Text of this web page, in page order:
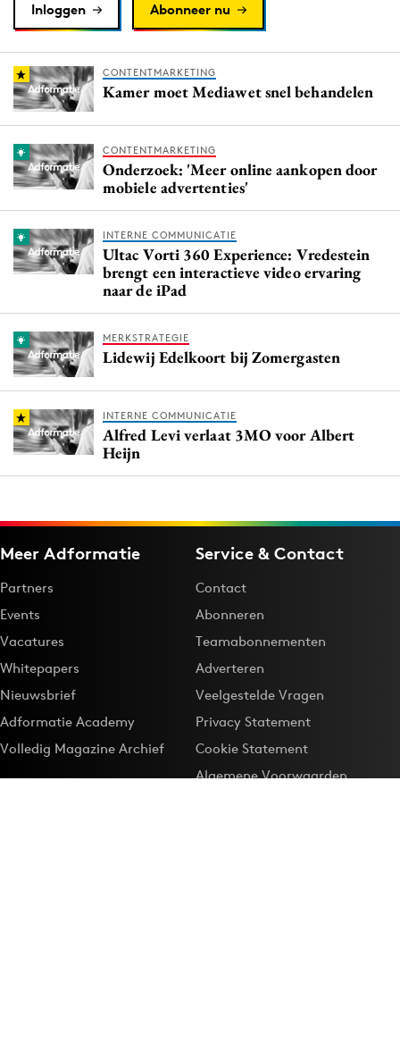
Reputatie & crisis
Inloggen Abonneer nu
CONTENTMARKETING
Kamer moet Mediawet snel behandelen
CONTENTMARKETING
Onderzoek: 'Meer online aankopen door
mobiele advertenties'
INTERNE COMMUNICATIE
Ultac Vorti 360 Experience: Vredestein
brengt een interactieve video ervaring
naar de iPad
MERKSTRATEGIE
Lidewij Edelkoort bij Zomergasten
INTERNE COMMUNICATIE
Alfred Levi verlaat 3MO voor Albert
Heijn
Meer Adformatie
Partners
Events
Vacatures
Whitepapers
Nieuwsbrief
Adformatie Academy
Volledig Magazine Archief
Service & Contact
Contact
Abonneren
Teamabonnementen
Adverteren
Veelgestelde Vragen
Privacy Statement
Cookie Statement
Algemene Voorwaarden